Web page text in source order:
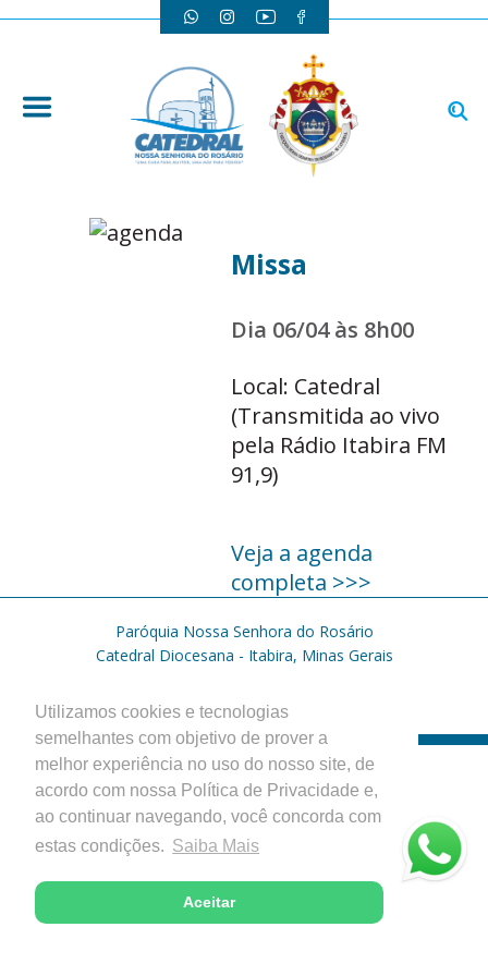
Utilizamos cookies e tecnologias
semelhantes com objetivo de prover a
melhor experiência no uso do nosso site, de
acordo com nossa Política de Privacidade e,
ao continuar navegando, você concorda com
estas condições. Saiba Mais
Aceitar
Missa
Dia 06/04 às 8h00
Local: Catedral
(Transmitida ao vivo
pela Rádio Itabira FM
91,9)
Veja a agenda
completa >>>
Paróquia Nossa Senhora do Rosário
Catedral Diocesana - Itabira, Minas Gerais